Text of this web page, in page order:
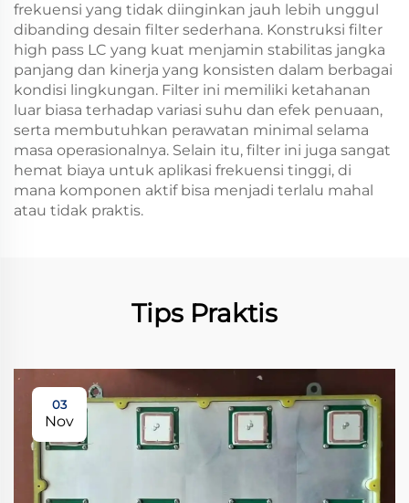
frekuensi yang tidak diinginkan jauh lebih unggul
dibanding desain filter sederhana. Konstruksi filter
high pass LC yang kuat menjamin stabilitas jangka
panjang dan kinerja yang konsisten dalam berbagai
kondisi lingkungan. Filter ini memiliki ketahanan
luar biasa terhadap variasi suhu dan efek penuaan,
serta membutuhkan perawatan minimal selama
masa operasionalnya. Selain itu, filter ini juga sangat
hemat biaya untuk aplikasi frekuensi tinggi, di
mana komponen aktif bisa menjadi terlalu mahal
atau tidak praktis.
Tips Praktis
03
Nov